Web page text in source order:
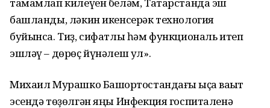
башланды, ләкин икенсерәк технология
буйынса. Тиҙ, сифатлы һәм функциональ итеп
эшләү – дөрөҫ йүнәлеш ул».
Михаил Мурашко Башҡортостандағы ҡыҫҡа ваҡыт
эсендә төҙөлгән яңы Инфекция госпиталенә